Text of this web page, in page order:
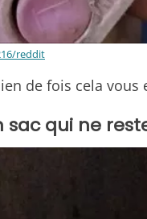
reddit
de fois cela vous
sac qui ne